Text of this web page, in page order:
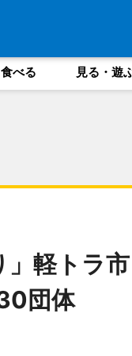
食べる 見る・遊
軽トラ
団体